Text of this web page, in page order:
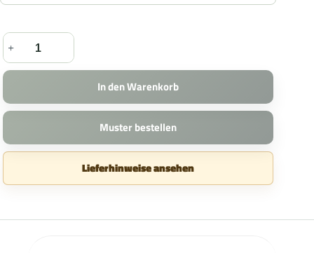
In den Warenkorb
Muster bestellen
Lieferhinweise ansehen